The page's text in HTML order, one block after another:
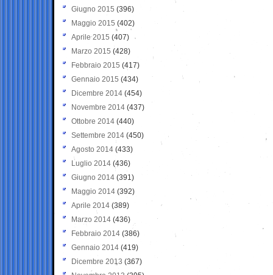
Giugno 2015 (396)
Maggio 2015 (402)
Aprile 2015 (407)
Marzo 2015 (428)
Febbraio 2015 (417)
Gennaio 2015 (434)
Dicembre 2014 (454)
Novembre 2014 (437)
Ottobre 2014 (440)
Settembre 2014 (450)
Agosto 2014 (433)
Luglio 2014 (436)
Giugno 2014 (391)
Maggio 2014 (392)
Aprile 2014 (389)
Marzo 2014 (436)
Febbraio 2014 (386)
Gennaio 2014 (419)
Dicembre 2013 (367)